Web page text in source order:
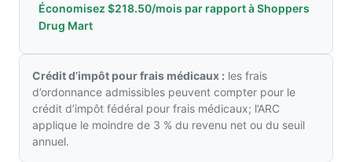
Économisez $218.50/mois par rapport à Shoppers
Drug Mart
Crédit d’impôt pour frais médicaux : les frais
d’ordonnance admissibles peuvent compter pour le
crédit d’impôt fédéral pour frais médicaux; l’ARC
applique le moindre de 3 % du revenu net ou du seuil
annuel.